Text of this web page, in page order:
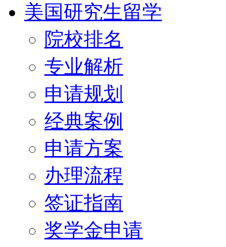
美国研究生留学
院校排名
专业解析
申请规划
经典案例
申请方案
办理流程
签证指南
奖学金申请